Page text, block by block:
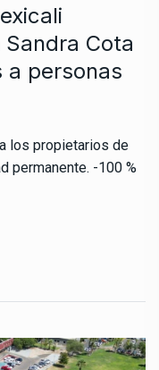
Cota
a personas
los propietarios de
permanente. -100 %